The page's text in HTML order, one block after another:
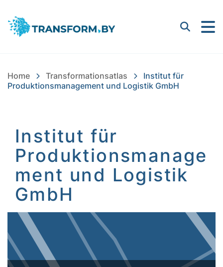
Bayern Innovativ GmbH
Suchen
Home Transformationsatlas
Institut für
Produktionsmanagement und Logistik GmbH
Institut für
Produktionsmanage
ment und Logistik
GmbH
Inhalt